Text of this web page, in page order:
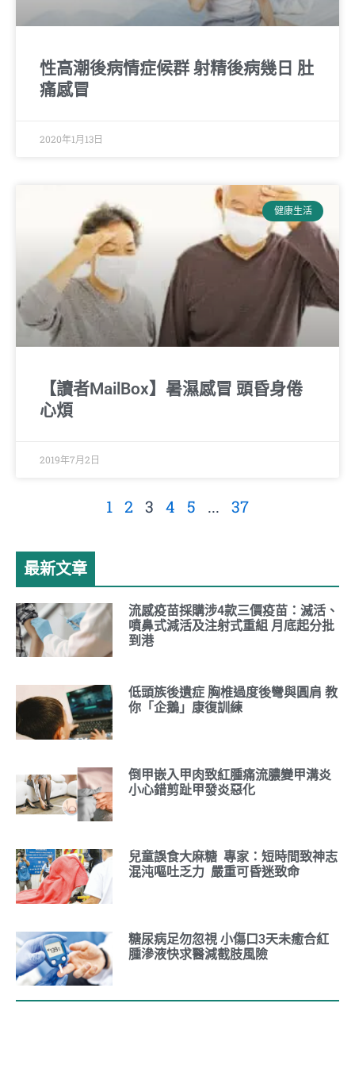
性高潮後病情症候群 射精後病幾日 肚
痛感冒
2020年1月13日
健康生活
【讀者MailBox】暑濕感冒 頭昏身倦
心煩
2019年7月2日
1 2 3 4 5 ... 37
最新文章
流感疫苗採購涉4款三價疫苗：滅活、
噴鼻式減活及注射式重組 月底起分批
到港
低頭族後遺症 胸椎過度後彎與圓肩 教
你「企鵝」康復訓練
倒甲嵌入甲肉致紅腫痛流膿變甲溝炎
小心錯剪趾甲發炎惡化
兒童誤食大麻糖 專家：短時間致神志
混沌嘔吐乏力 嚴重可昏迷致命
糖尿病足勿忽視 小傷口3天未癒合紅
腫滲液快求醫減截肢風險